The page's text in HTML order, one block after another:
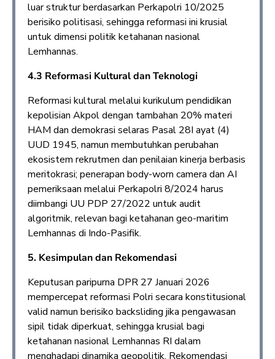
luar struktur berdasarkan Perkapolri 10/2025
berisiko politisasi, sehingga reformasi ini krusial
untuk dimensi politik ketahanan nasional
Lemhannas.
4.3 Reformasi Kultural dan Teknologi
Reformasi kultural melalui kurikulum pendidikan
kepolisian Akpol dengan tambahan 20% materi
HAM dan demokrasi selaras Pasal 28I ayat (4)
UUD 1945, namun membutuhkan perubahan
ekosistem rekrutmen dan penilaian kinerja berbasis
meritokrasi; penerapan body-worn camera dan AI
pemeriksaan melalui Perkapolri 8/2024 harus
diimbangi UU PDP 27/2022 untuk audit
algoritmik, relevan bagi ketahanan geo-maritim
Lemhannas di Indo-Pasifik.​
5. Kesimpulan dan Rekomendasi
Keputusan paripurna DPR 27 Januari 2026
mempercepat reformasi Polri secara konstitusional
valid namun berisiko backsliding jika pengawasan
sipil tidak diperkuat, sehingga krusial bagi
ketahanan nasional Lemhannas RI dalam
menghadapi dinamika geopolitik. Rekomendasi